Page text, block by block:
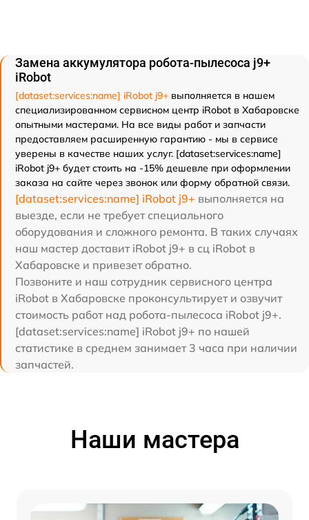
Замена аккумулятора робота-пылесоса j9+
iRobot
[dataset:services:name] iRobot j9+ выполняется в нашем
специализированном сервисном центр iRobot в Хабаровске
опытными мастерами. На все виды работ и запчасти
предоставляем расширенную гарантию - мы в сервисе
уверены в качестве наших услуг. [dataset:services:name]
iRobot j9+ будет стоить на -15% дешевле при оформлении
заказа на сайте через звонок или форму обратной связи.
[dataset:services:name] iRobot j9+ выполняется на
выезде, если не требует специального
оборудования и сложного ремонта. В таких случаях
наш мастер доставит iRobot j9+ в сц iRobot в
Хабаровске и привезет обратно.
Позвоните и наш сотрудник сервисного центра
iRobot в Хабаровске проконсультирует и озвучит
стоимость работ над робота-пылесоса iRobot j9+.
[dataset:services:name] iRobot j9+ по нашей
статистике в среднем занимает 3 часа при наличии
запчастей.
Наши мастера